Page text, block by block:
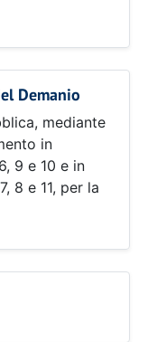
Demanio
mediante
in
9 e 10 e in
8 e 11, per la